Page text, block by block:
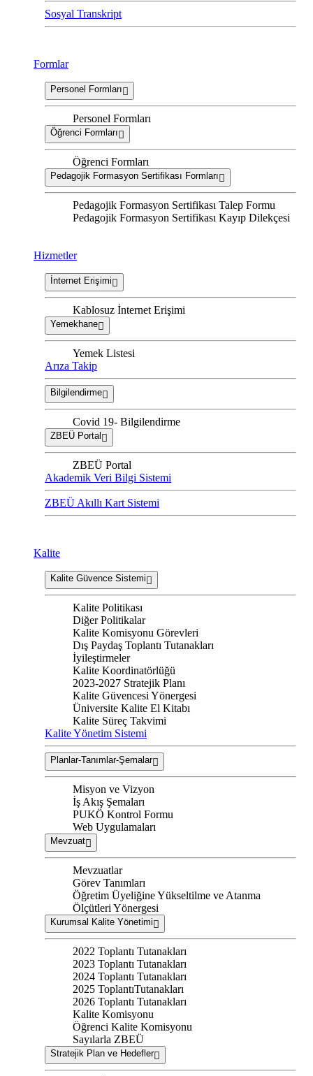
Sosyal Transkript
Formlar
Personel Formları
Personel Formları
Öğrenci Formları
Öğrenci Formları
Pedagojik Formasyon Sertifikası Formları
Pedagojik Formasyon Sertifikası Talep Formu
Pedagojik Formasyon Sertifikası Kayıp Dilekçesi
Hizmetler
İnternet Erişimi
Kablosuz İnternet Erişimi
Yemekhane
Yemek Listesi
Arıza Takip
Bilgilendirme
Covid 19- Bilgilendirme
ZBEÜ Portal
ZBEÜ Portal
Akademik Veri Bilgi Sistemi
ZBEÜ Akıllı Kart Sistemi
Kalite
Kalite Güvence Sistemi
Kalite Politikası
Diğer Politikalar
Kalite Komisyonu Görevleri
Dış Paydaş Toplantı Tutanakları
İyileştirmeler
Kalite Koordinatörlüğü
2023-2027 Stratejik Planı
Kalite Güvencesi Yönergesi
Üniversite Kalite El Kitabı
Kalite Süreç Takvimi
Kalite Yönetim Sistemi
Planlar-Tanımlar-Şemalar
Misyon ve Vizyon
İş Akış Şemaları
PUKÖ Kontrol Formu
Web Uygulamaları
Mevzuat
Mevzuatlar
Görev Tanımları
Öğretim Üyeliğine Yükseltilme ve Atanma
Ölçütleri Yönergesi
Kurumsal Kalite Yönetimi
2022 Toplantı Tutanakları
2023 Toplantı Tutanakları
2024 Toplantı Tutanakları
2025 ToplantıTutanakları
2026 Toplantı Tutanakları
Kalite Komisyonu
Öğrenci Kalite Komisyonu
Sayılarla ZBEÜ
Stratejik Plan ve Hedefler